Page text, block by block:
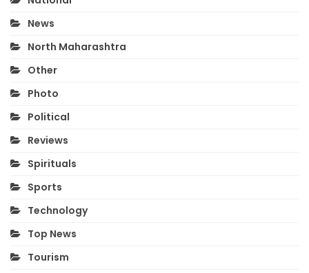
News
North Maharashtra
Other
Photo
Political
Reviews
Spirituals
Sports
Technology
Top News
Tourism